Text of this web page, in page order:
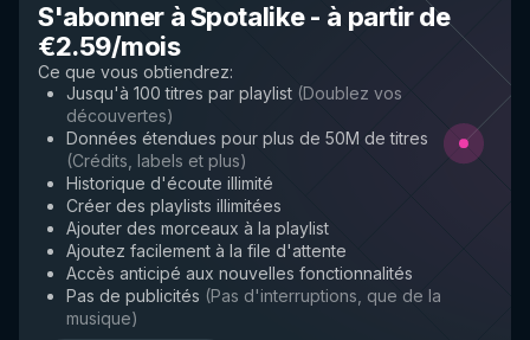
S'abonner à Spotalike- à partir de
€2.59/mois
Ce que vous obtiendrez:
Jusqu'à 100 titres par playlist (Doublez vos
découvertes)
Données étendues pour plus de 50M de titres
(Crédits, labels et plus)
Historique d'écoute illimité
Créer des playlists illimitées
Ajouter des morceaux à la playlist
Ajoutez facilement à la file d'attente
Accès anticipé aux nouvelles fonctionnalités
Pas de publicités (Pas d'interruptions, que de la
musique)